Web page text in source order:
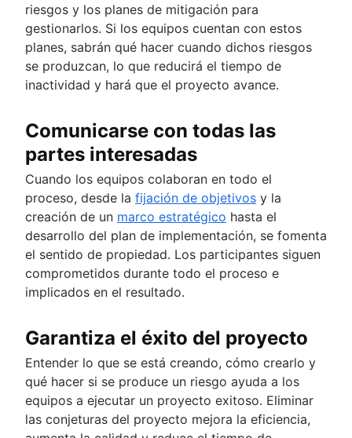
riesgos y los planes de mitigación para
gestionarlos. Si los equipos cuentan con estos
planes, sabrán qué hacer cuando dichos riesgos
se produzcan, lo que reducirá el tiempo de
inactividad y hará que el proyecto avance.
Comunicarse con todas las
partes interesadas
Cuando los equipos colaboran en todo el
proceso, desde la fijación de objetivos y la
creación de un marco estratégico hasta el
desarrollo del plan de implementación, se fomenta
el sentido de propiedad. Los participantes siguen
comprometidos durante todo el proceso e
implicados en el resultado.
Garantiza el éxito del proyecto
Entender lo que se está creando, cómo crearlo y
qué hacer si se produce un riesgo ayuda a los
equipos a ejecutar un proyecto exitoso. Eliminar
las conjeturas del proyecto mejora la eficiencia,